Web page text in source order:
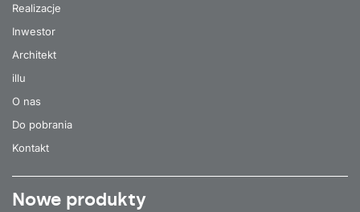
Realizacje
Inwestor
Architekt
illu
O nas
Do pobrania
Kontakt
Nowe produkty